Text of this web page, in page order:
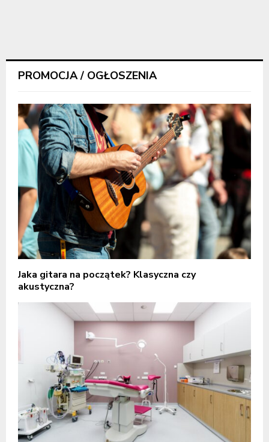
PROMOCJA / OGŁOSZENIA
Jaka gitara na początek? Klasyczna czy
akustyczna?